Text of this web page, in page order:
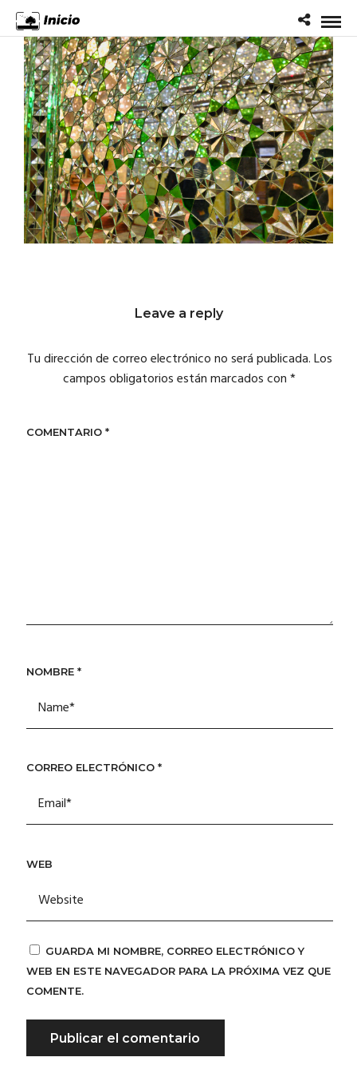
Leave a reply
Tu dirección de correo electrónico no será publicada.Los
campos obligatorios están marcados con*
COMENTARIO *
NOMBRE *
CORREO ELECTRÓNICO *
WEB
GUARDA MI NOMBRE, CORREO ELECTRÓNICO Y
WEB EN ESTE NAVEGADOR PARA LA PRÓXIMA VEZ QUE
COMENTE.